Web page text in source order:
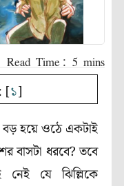
[১]
বড় হয়ে ওঠে একটাই
বাসটা ধরবে? তবে
যে ঝিল্লিকে